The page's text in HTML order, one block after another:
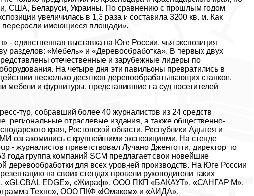
США, Беларуси, Украины. По сравнению с прошлым годом
увеличилась в 1,3 раза и составила 3200 кв. м. Как
переросли имеющиеся площади».
выставка на Юге России, чья экспозиция
разделов: «Мебель» и «Деревообработка». В первых двух
отечественные и зарубежные лидеры по
На четыре дня эти павильоны превратились в
несколько десятков деревообрабатывающих станков.
мебели и фурнитуры, представившие на суд посетителей
тур, собравший более 40 журналистов из 24 средств
региональные отраслевые издания, а также общественно-
края, Ростовской области, Республики Адыгея и
ознакомились с крупнейшими экспозициями. На стенде
- журналистов приветствовал Лучано Дженготти, директор по
года группа компаний SCM предлагает свои новейшие
деревообработки для всех уровней производств. На Юге России
на своих стендах провели руководители таких
«GLOBAL EDGE», «Жираф», ООО ПКП «БАКАУТ», «САНГАР М»,
Техно», ООО ПКФ «Юмаком» и «АИДА».